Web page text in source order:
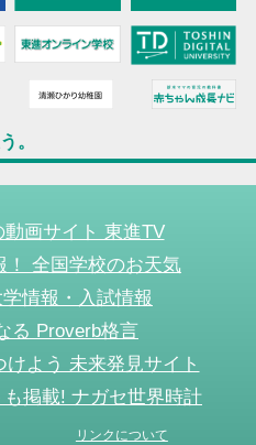
。
画サイト 東進TV
！ 全国学校のお天気
情報・入試情報
る Proverb格言
よう 未来発見サイト
掲載! ナガセ世界時計
リンクについて